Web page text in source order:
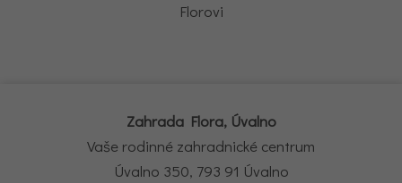
Florovi
Zahrada Flora, Úvalno
Vaše rodinné zahradnické centrum
Úvalno 350, 793 91 Úvalno